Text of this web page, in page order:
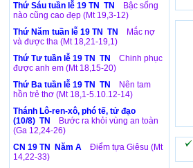
Thứ Sáu tuần lễ 19 TN TN
Bậc sống
nào cũng cao đẹp (Mt 19,3-12)
Thứ Năm tuần lễ 19 TN TN
Mắc nợ
và được tha (Mt 18,21-19,1)
Thứ Tư tuần lễ 19 TN TN
Chinh phục
được anh em (Mt 18,15-20)
Thứ Ba tuần lễ 19 TN TN
Nên tam
hồn trẻ thơ (Mt 18,1-5.10.12-14)
Thánh Lô-ren-xô, phó tế, tử đạo
(10/8) TN
Bước ra khỏi vùng an toàn
(Ga 12,24-26)
CN 19 TN Năm A
Điểm tựa Giêsu (Mt
14,22-33)